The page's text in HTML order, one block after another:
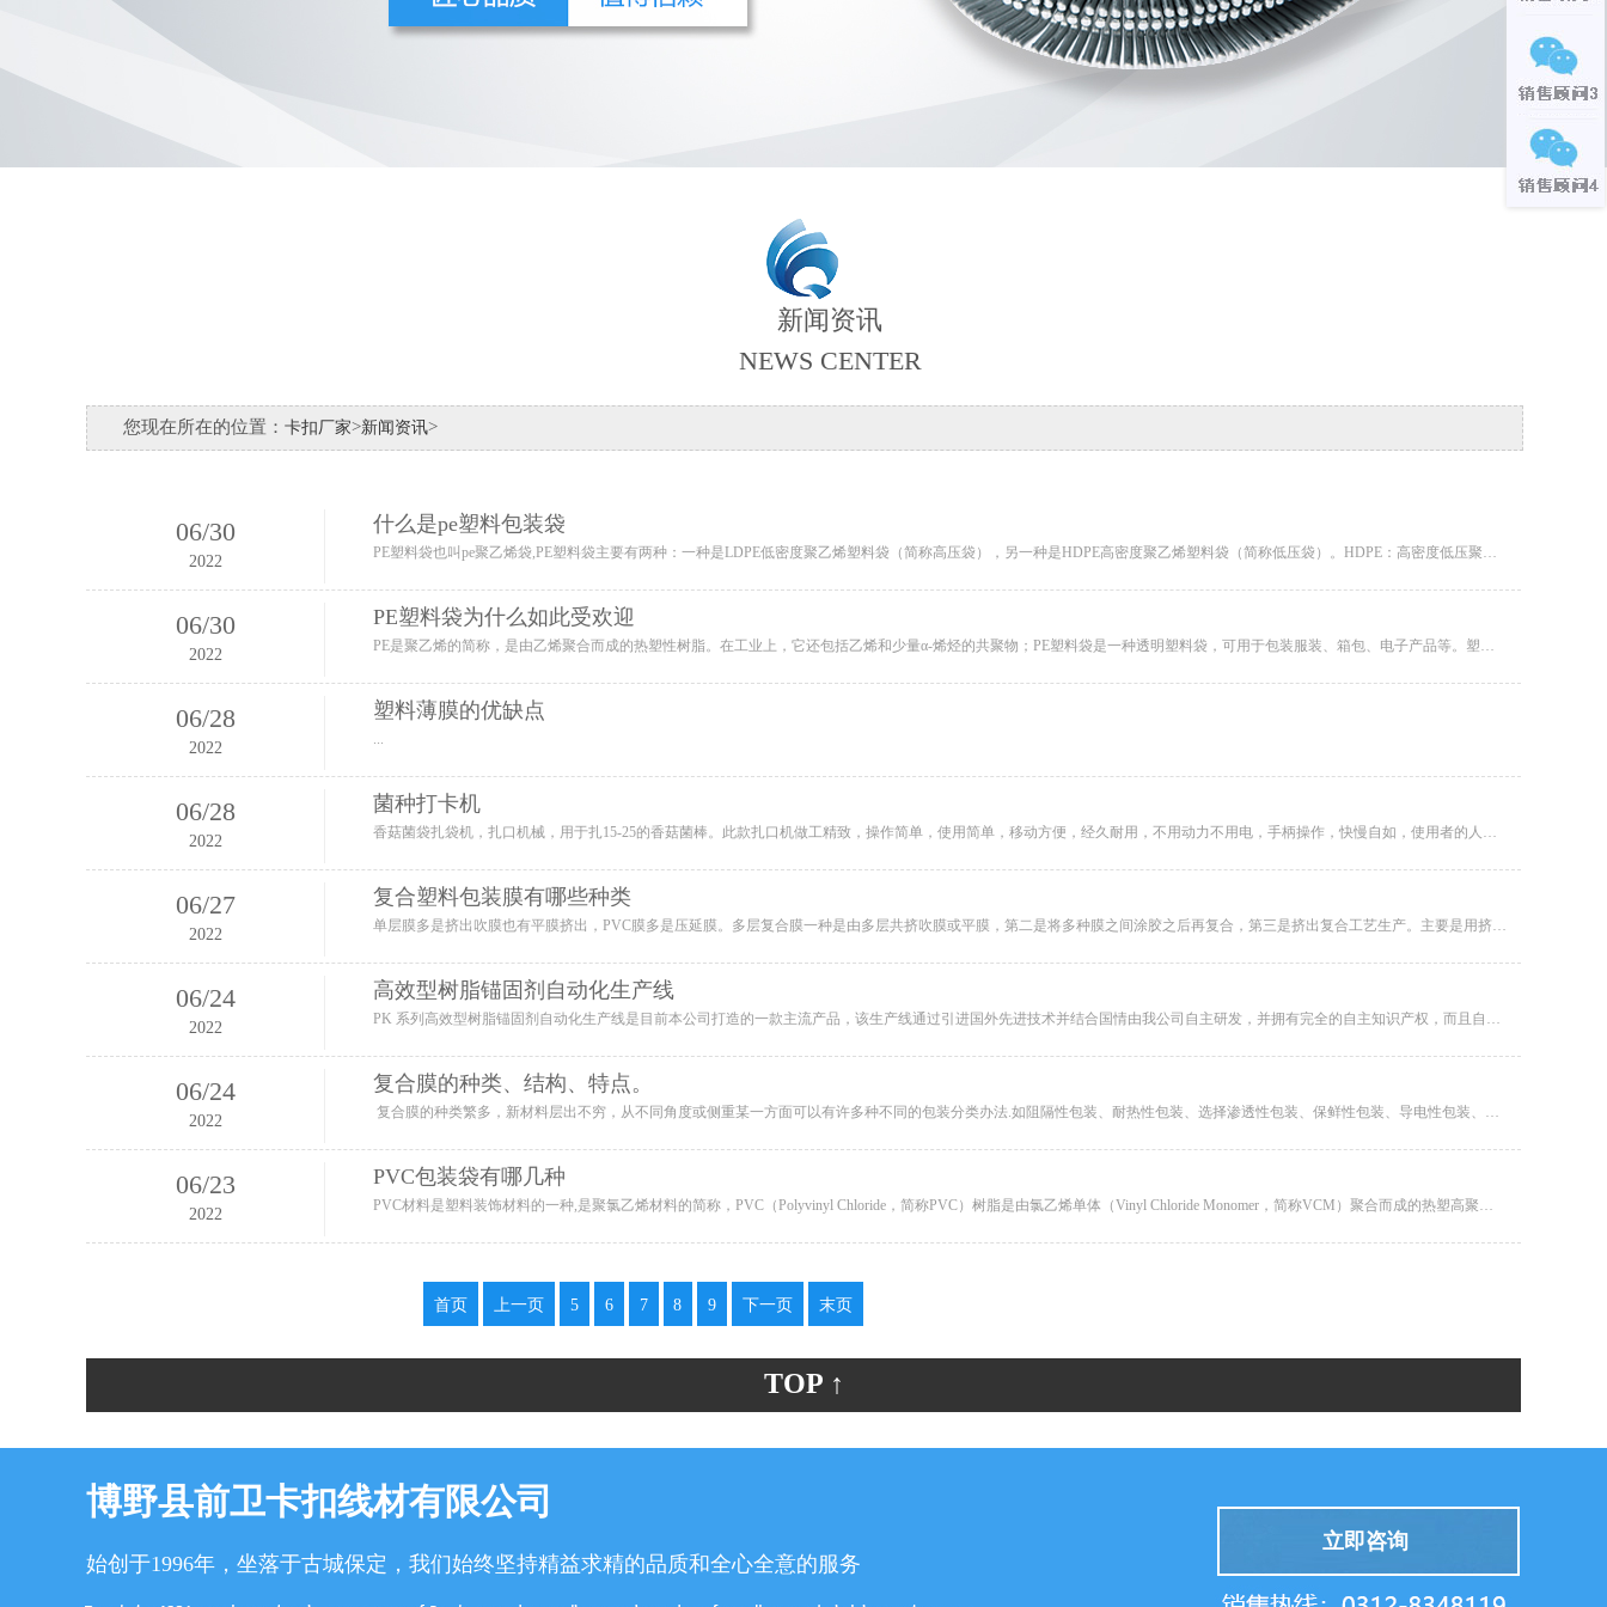
新闻资讯
NEWS CENTER
您现在所在的位置： 卡扣厂家>新闻资讯>
06/30
2022
什么是pe塑料包装袋
PE塑料袋也叫pe聚乙烯袋,PE塑料袋主要有两种：一种是LDPE低密度聚乙烯塑料袋（简称高压袋），另一种是HDPE高密度聚乙烯塑料袋（简称低压袋）。HDPE：高密度低压聚乙烯High density polyethylene...
06/30
2022
PE塑料袋为什么如此受欢迎
PE是聚乙烯的简称，是由乙烯聚合而成的热塑性树脂。在工业上，它还包括乙烯和少量α-烯烃的共聚物；PE塑料袋是一种透明塑料袋，可用于包装服装、箱包、电子产品等。塑料袋出现在生活中的概率还是很大的。然而，塑料袋的种类很多，我们可...
06/28
2022
塑料薄膜的优缺点
...
06/28
2022
菌种打卡机
香菇菌袋扎袋机，扎口机械，用于扎15-25的香菇菌棒。此款扎口机做工精致，操作简单，使用简单，移动方便，经久耐用，不用动力不用电，手柄操作，快慢自如，使用者的人身安全有保障。主要适用于香菇、银耳等的打穴接种的菌类品种的扎口作...
06/27
2022
复合塑料包装膜有哪些种类
单层膜多是挤出吹膜也有平膜挤出，PVC膜多是压延膜。多层复合膜一种是由多层共挤吹膜或平膜，第二是将多种膜之间涂胶之后再复合，第三是挤出复合工艺生产。主要是用挤出机，单层或多层挤出，少量用压延机，还有涂布复合机，其它的比较少见...
06/24
2022
高效型树脂锚固剂自动化生产线
PK 系列高效型树脂锚固剂自动化生产线是目前本公司打造的一款主流产品，该生产线通过引进国外先进技术并结合国情由我公司自主研发，并拥有完全的自主知识产权，而且自动化程度已达到业内先进的技术水平。设备的主要构成：1.石粉储存输送...
06/24
2022
复合膜的种类、结构、特点。
复合膜的种类繁多，新材料层出不穷，从不同角度或侧重某一方面可以有许多种不同的包装分类办法.如阻隔性包装、耐热性包装、选择渗透性包装、保鲜性包装、导电性包装、分解性包装等。按照功能可将药用包装复合膜分为以下5种。&...
06/23
2022
PVC包装袋有哪几种
PVC材料是塑料装饰材料的一种,是聚氯乙烯材料的简称，PVC（Polyvinyl Chloride，简称PVC）树脂是由氯乙烯单体（Vinyl Chloride Monomer，简称VCM）聚合而成的热塑高聚物。是以聚氯...
首页 上一页 5 6 7 8 9 下一页 末页
TOP ↑
博野县前卫卡扣线材有限公司
始创于1996年，坐落于古城保定，我们始终坚持精益求精的品质和全心全意的服务
立即咨询